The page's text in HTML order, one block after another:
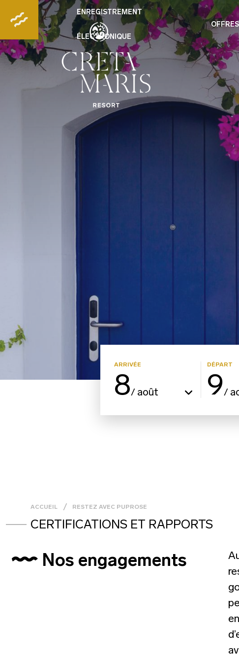
ENREGISTREMENT
ÉLECTRONIQUE
OFFRES
ARRIVÉE
8/ août
DÉPART
9/
ACCUEIL RESTEZ AVEC PUPROSE
CERTIFICATIONS ET RAPPORTS
Nos engagements